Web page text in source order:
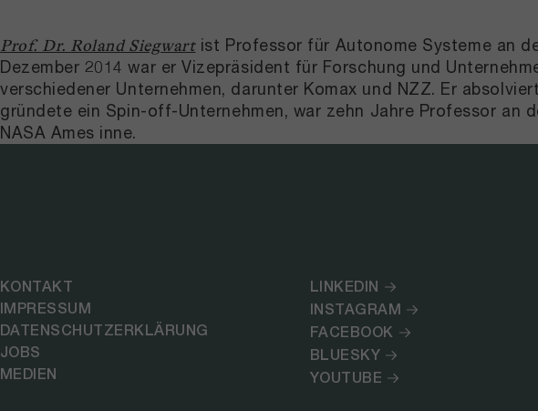
Prof. Dr. Roland Siegwartist Professor für Autonome Systeme an
Dezember 2014 war er Vizepräsident für Forschung und
verschiedener Unternehmen, darunter Komax und NZZ. Er
gründete ein Spin-off-Unternehmen, war zehn Jahre Professor an
NASA Ames inne.
KONTAKT
IMPRESSUM
DATENSCHUTZERKLÄRUNG
JOBS
MEDIEN
LINKEDIN
INSTAGRAM
FACEBOOK
BLUESKY
YOUTUBE